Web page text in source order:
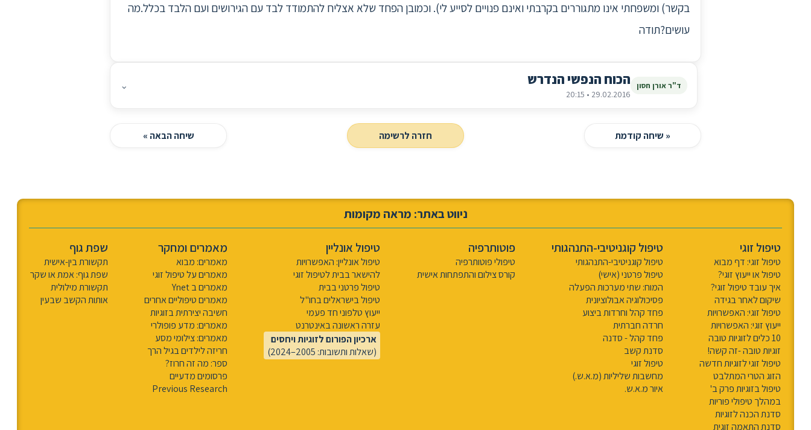
בקשר) ומשפחתי אינו מתגוררים בקרבתי ואינם פנויים לסייע לי). וכמובן הפחד שלא אצליח להתמודד לבד עם הגירושים ועם הלבד בכלל.מה
עושים?תודה
ד"ר אורן חסון הכוח הנפשי הנדרש
29.02.2016 • 20:15
⌄
« שיחה קודמת חזרה לרשימה שיחה הבאה »
ניווט באתר: מראה מקומות
טיפול זוגי
טיפול זוגי: דף מבוא
טיפול או ייעוץ זוגי?
איך עובד טיפול זוגי?
שיקום לאחר בגידה
טיפול זוגי: האפשרויות
ייעוץ זוגי: האפשרויות
10 כלים לזוגיות טובה
זוגיות טובה -זה קשה!
טיפול זוגי לזוגיות חדשה
הזוג הטרי המתלבט
טיפול בזוגיות פרק ב'
במהלך טיפולי פוריות
סדנת הכנה לזוגיות
סדנת התאמה זוגית
טיפול קוגניטיבי-התנהגותי
טיפול קוגניטיבי-התנהגותי
טיפול פרטני (אישי)
המוח: שתי מערכות הפעלה
פסיכולוגיה אבולוציונית
פחד קהל וחרדות ביצוע
חרדה חברתית
פחד קהל - סדנה
סדנת קשב
טיפול זוגי
מחשבות שליליות (מ.א.ש.)
איור מ.א.ש.
פוטותרפיה
טיפולי פוטותרפיה
קורס צילום והתפתחות אישית
טיפול אונליין
טיפול אונליין: האפשרויות
להישאר בבית לטיפול זוגי
טיפול פרטני בבית
טיפול בישראלים בחו"ל
ייעוץ טלפוני חד פעמי
עזרה ראשונה באינטרנט
ארכיון הפורום לזוגיות ויחסים
(שאלות ותשובות: 2005–2024)
מאמרים ומחקר
מאמרים: מבוא
מאמרים על טיפול זוגי
מאמרים ב Ynet
מאמרים טיפוליים אחרים
חשיבה יצירתית בזוגיות
מאמרים: מדע פופולרי
מאמרים: צילומי מסע
חריזה לילדים בגיל הרך
ספר: מה זה חרוז?
פרסומים מדעיים
Previous Research
שפת גוף
תקשורת בין-אישית
שפת גוף: אמת או שקר
תקשורת מילולית
אותות הקשב שבעין